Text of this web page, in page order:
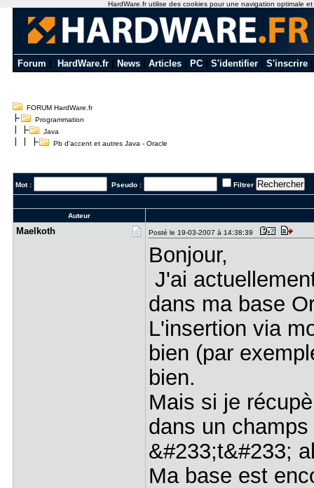
Forum HardWare.fr News Articles PC S'identifier S'inscrire
FORUM HardWare.fr
Programmation
Java
Pb d'accent et autres Java - Oracle
Mot : Pseudo : Filtrer
Auteur
Maelkoth Posté le 19-03-2007 à 14:38:39
Bonjour,
J'ai
dans ma base
L'insertion via
bien (par
bien.
Mais si je
dans un
&#233;t&#233;
Ma base est
HardWare.fr utilise des cookies pour une navigation optimale